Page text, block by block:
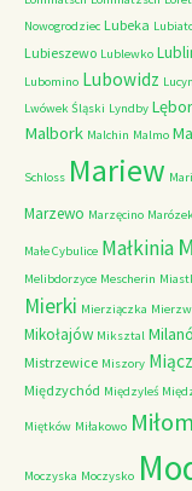
Nowogrodziec Lubeka
Lubieszewo Lublewko
Lubomino Lubowidz
Lwówek Śląski Lyndby
Malbork Malchin Malmo
Schloss Mariew
Marzewo Marzęcino
Małe Cybulice Małkinia
Melibdorzyce Mescherin
Mierki Mierziączka
Mikołajów Miksztal
Mistrzewice Miszory
Międzychód Międzyleś
Miętków Miłakowo
Moczyska Moczysko